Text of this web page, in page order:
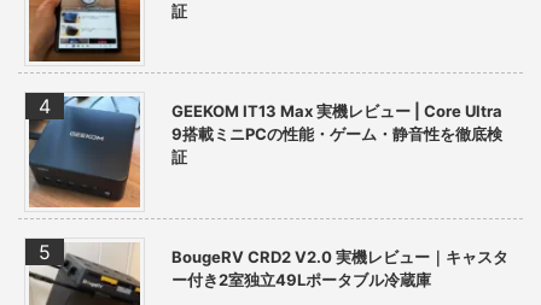
証
GEEKOM IT13 Max 実機レビュー | Core Ultra
9搭載ミニPCの性能・ゲーム・静音性を徹底検
証
BougeRV CRD2 V2.0 実機レビュー｜キャスタ
ー付き2室独立49Lポータブル冷蔵庫